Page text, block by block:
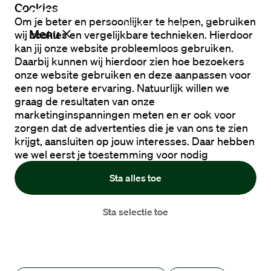
Menu
Vacatures
Werken
bij
Maandag®
Cookies
Om je beter en persoonlijker te helpen, gebruiken
wij cookies en vergelijkbare technieken. Hierdoor
kan jij onze website probleemloos gebruiken.
Daarbij kunnen wij hierdoor zien hoe bezoekers
onze website gebruiken en deze aanpassen voor
een nog betere ervaring. Natuurlijk willen we
graag de resultaten van onze
marketinginspanningen meten en er ook voor
zorgen dat de advertenties die je van ons te zien
krijgt, aansluiten op jouw interesses. Daar hebben
we wel eerst je toestemming voor nodig
Sta alles toe
Sta selectie toe